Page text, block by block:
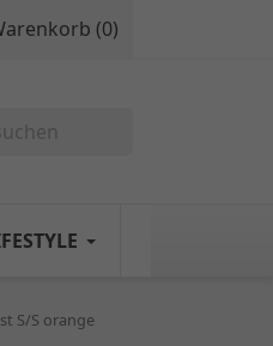
(0)
S/S orange